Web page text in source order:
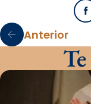
Anterior